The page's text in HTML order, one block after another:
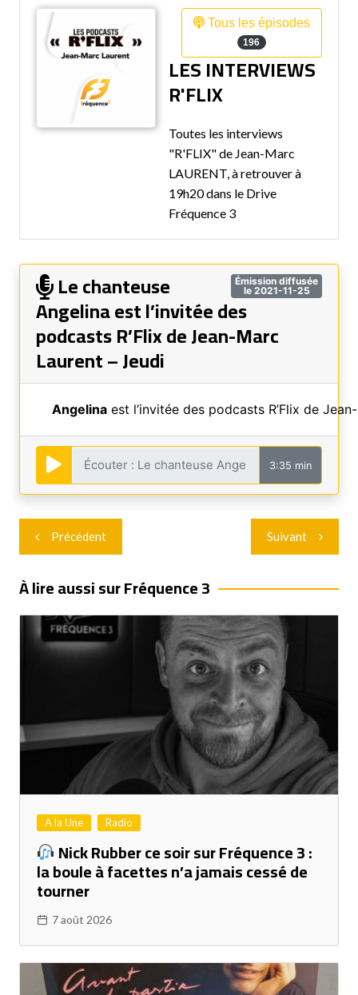
Tous les épisodes
196
LES INTERVIEWS
R'FLIX
Toutes les interviews
"R'FLIX" de Jean-Marc
LAURENT, à retrouver à
19h20 dans le Drive
Fréquence 3
Émission diffusée
le 2021-11-25
Le chanteuse
Angelina est l’invitée des
podcasts R’Flix de Jean-Marc
Laurent – Jeudi
Angelinaest l’invitée des podcasts R’Flix de
3:35 min
Navigation
de
l’article
Précédent Suivant
À lire aussi sur Fréquence 3
A la Une Radio
Nick Rubber ce soir sur Fréquence 3 :
la boule à facettes n’a jamais cessé de
tourner
7 août 2026